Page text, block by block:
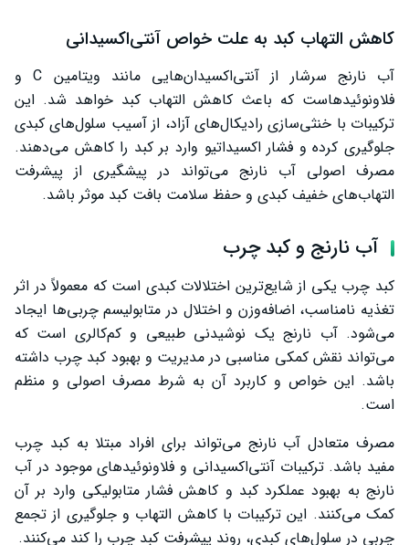
کاهش التهاب کبد به علت خواص آنتی‌اکسیدانی
آب نارنج سرشار از آنتی‌اکسیدان‌هایی مانند ویتامین C و
فلاونوئیدهاست که باعث کاهش التهاب کبد خواهد شد. این
ترکیبات با خنثی‌سازی رادیکال‌های آزاد، از آسیب سلول‌های کبدی
جلوگیری کرده و فشار اکسیداتیو وارد بر کبد را کاهش می‌دهند.
مصرف اصولی آب نارنج می‌تواند در پیشگیری از پیشرفت
التهاب‌های خفیف کبدی و حفظ سلامت بافت کبد موثر باشد.
آب نارنج و کبد چرب
کبد چرب یکی از شایع‌ترین اختلالات کبدی است که معمولاً در اثر
تغذیه نامناسب، اضافه‌وزن و اختلال در متابولیسم چربی‌ها ایجاد
می‌شود. آب نارنج یک نوشیدنی طبیعی و کم‌کالری است که
می‌تواند نقش کمکی مناسبی در مدیریت و بهبود کبد چرب داشته
باشد. این خواص و کاربرد آن به شرط مصرف اصولی و منظم
است.
مصرف متعادل آب نارنج می‌تواند برای افراد مبتلا به کبد چرب
مفید باشد. ترکیبات آنتی‌اکسیدانی و فلاونوئیدهای موجود در آب
نارنج به بهبود عملکرد کبد و کاهش فشار متابولیکی وارد بر آن
کمک می‌کنند. این ترکیبات با کاهش التهاب و جلوگیری از تجمع
چربی در سلول‌های کبدی، روند پیشرفت کبد چرب را کند می‌کنند.